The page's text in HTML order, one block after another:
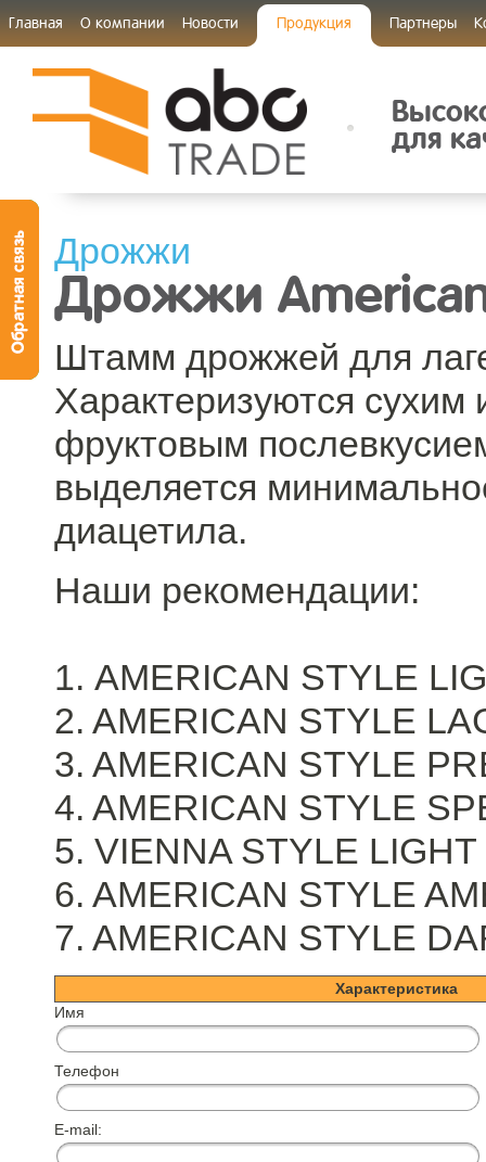
Главная О компании Новости Продукция Партнеры
для
Дрожжи
Дрожжи American
Штамм дрожжей для
Характеризуются сухим
фруктовым
выделяется
диацетила.
Наши рекомендации:
1. AMERICAN STYLE
2. AMERICAN STYLE
3. AMERICAN STYLE
4. AMERICAN STYLE
5. VIENNA STYLE
6. AMERICAN STYLE
7. AMERICAN STYLE
Характеристика
Имя
Телефон
E-mail: